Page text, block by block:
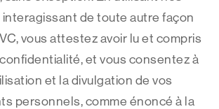
de toute autre façon
vous attestez avoir lu et compris
et vous consentez à
et la divulgation de vos
personnels, comme énoncé à la